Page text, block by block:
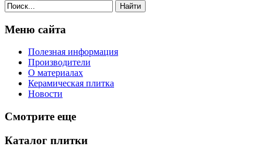
Найти
Меню сайта
Полезная информация
Производители
О материалах
Керамическая плитка
Новости
Смотрите еще
Каталог плитки